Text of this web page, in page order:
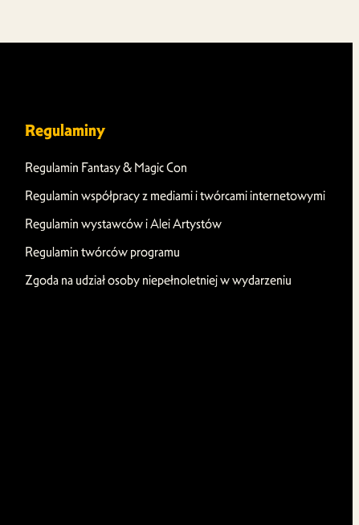
Regulaminy
Regulamin Fantasy & Magic Con
Regulamin współpracy z mediami i twórcami internetowymi
Regulamin wystawców i Alei Artystów
Regulamin twórców programu
Zgoda na udział osoby niepełnoletniej w wydarzeniu